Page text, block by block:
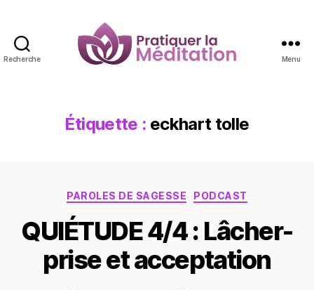
Recherche Menu
Étiquette : eckhart tolle
Catégories
PAROLES DE SAGESSE PODCAST
QUIÉTUDE 4/4 : Lâcher-
prise et acceptation